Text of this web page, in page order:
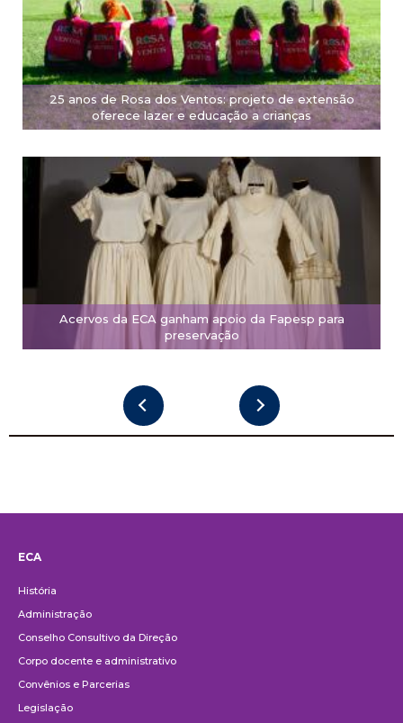
25 anos de Rosa dos Ventos: projeto de extensão
oferece lazer e educação a crianças
Acervos da ECA ganham apoio da Fapesp para
preservação
ECA
História
Administração
Conselho Consultivo da Direção
Corpo docente e administrativo
Convênios e Parcerias
Legislação